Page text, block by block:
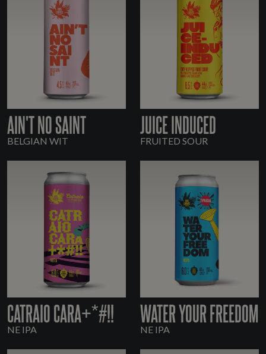
AIN'T NO SAINT
BELGIAN WIT
JUICE INDUCED
FRUITED SOUR
CATRAIO CARA+*#!!
NE IPA
WATER YOUR FREEDOM
NE IPA